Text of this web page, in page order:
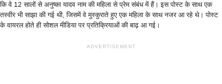
कि वे 12 सालों से अनुष्का यादव नाम की महिला से प्रेम संबंध में हैं। इस पोस्ट के साथ एक
तस्वीर भी साझा की गई थी, जिसमें वे मुस्कुराते हुए एक महिला के साथ नजर आ रहे थे। पोस्ट
के वायरल होते ही सोशल मीडिया पर प्रतिक्रियाओं की बाढ़ आ गई।
ADVERTISEMENT